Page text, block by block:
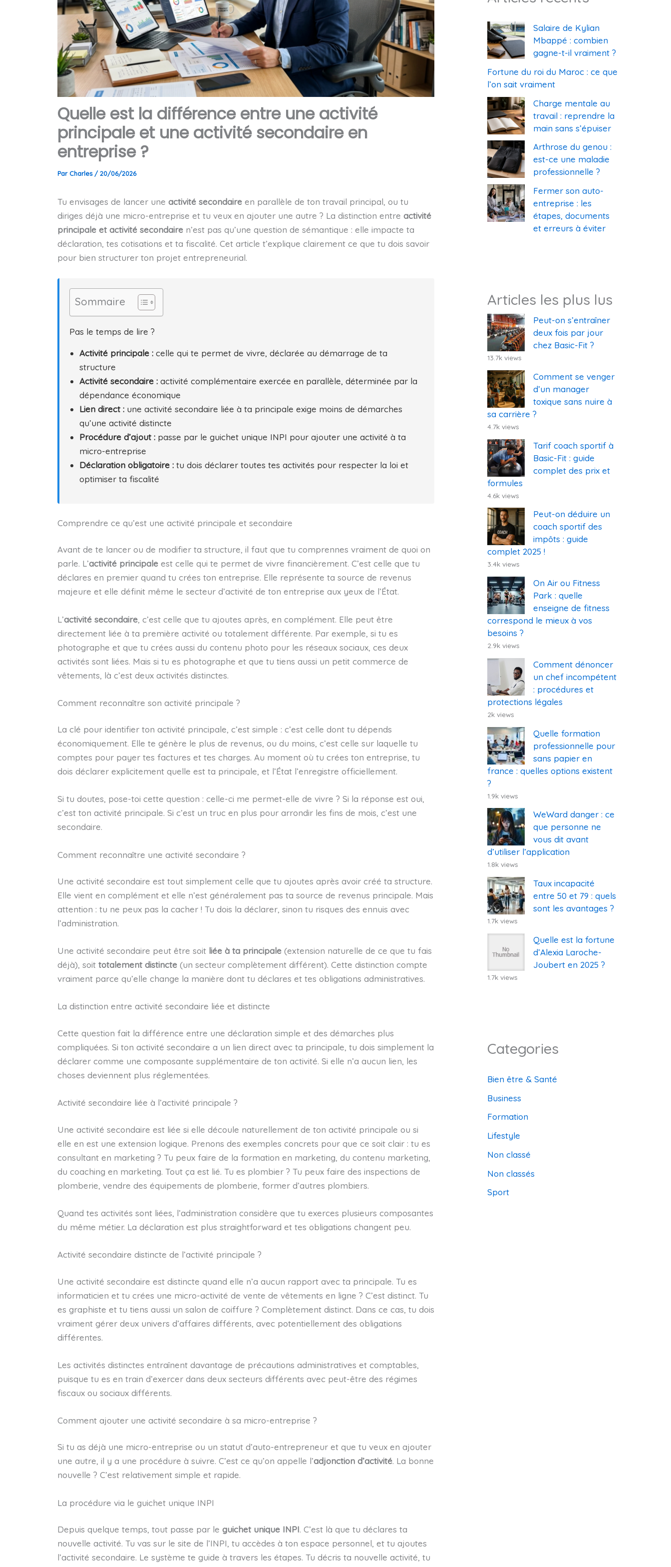
Quelle est la différence entre une activité
principale et une activité secondaire en
entreprise ?
Par Charles /20/06/2026
Tu envisages de lancer une activité secondaireen parallèle de ton travail principal, ou tu
diriges déjà une micro-entreprise et tu veux en ajouter une autre ? La distinction entre activité
principale et activité secondairen’est pas qu’une question de sémantique : elle impacte ta
déclaration, tes cotisations et ta fiscalité. Cet article t’explique clairement ce que tu dois savoir
pour bien structurer ton projet entrepreneurial.
Sommaire
Pas le temps de lire ?
Activité principale :celle qui te permet de vivre, déclarée au démarrage de ta
structure
Activité secondaire :activité complémentaire exercée en parallèle, déterminée par la
dépendance économique
Lien direct :une activité secondaire liée à ta principale exige moins de démarches
qu’une activité distincte
Procédure d’ajout :passe par le guichet unique INPI pour ajouter une activité à ta
micro-entreprise
Déclaration obligatoire :tu dois déclarer toutes tes activités pour respecter la loi et
optimiser ta fiscalité
Comprendre ce qu’est une activité principale et secondaire
Avant de te lancer ou de modifier ta structure, il faut que tu comprennes vraiment de quoi on
parle. L’activité principaleest celle qui te permet de vivre financièrement. C’est celle que tu
déclares en premier quand tu crées ton entreprise. Elle représente ta source de revenus
majeure et elle définit même le secteur d’activité de ton entreprise aux yeux de l’État.
L’activité secondaire, c’est celle que tu ajoutes après, en complément. Elle peut être
directement liée à ta première activité ou totalement différente. Par exemple, si tu es
photographe et que tu crées aussi du contenu photo pour les réseaux sociaux, ces deux
activités sont liées. Mais si tu es photographe et que tu tiens aussi un petit commerce de
vêtements, là c’est deux activités distinctes.
Comment reconnaître son activité principale ?
La clé pour identifier ton activité principale, c’est simple : c’est celle dont tu dépends
économiquement. Elle te génère le plus de revenus, ou du moins, c’est celle sur laquelle tu
comptes pour payer tes factures et tes charges. Au moment où tu crées ton entreprise, tu
dois déclarer explicitement quelle est ta principale, et l’État l’enregistre officiellement.
Si tu doutes, pose-toi cette question : celle-ci me permet-elle de vivre ? Si la réponse est oui,
c’est ton activité principale. Si c’est un truc en plus pour arrondir les fins de mois, c’est une
secondaire.
Comment reconnaître une activité secondaire ?
Une activité secondaire est tout simplement celle que tu ajoutes après avoir créé ta structure.
Elle vient en complément et elle n’est généralement pas ta source de revenus principale. Mais
attention : tu ne peux pas la cacher ! Tu dois la déclarer, sinon tu risques des ennuis avec
l’administration.
Une activité secondaire peut être soit liée à ta principale(extension naturelle de ce que tu fais
déjà), soit totalement distincte(un secteur complètement différent). Cette distinction compte
vraiment parce qu’elle change la manière dont tu déclares et tes obligations administratives.
La distinction entre activité secondaire liée et distincte
Cette question fait la différence entre une déclaration simple et des démarches plus
compliquées. Si ton activité secondaire a un lien direct avec ta principale, tu dois simplement la
déclarer comme une composante supplémentaire de ton activité. Si elle n’a aucun lien, les
choses deviennent plus réglementées.
Activité secondaire liée à l’activité principale ?
Une activité secondaire est liée si elle découle naturellement de ton activité principale ou si
elle en est une extension logique. Prenons des exemples concrets pour que ce soit clair : tu es
consultant en marketing ? Tu peux faire de la formation en marketing, du contenu marketing,
du coaching en marketing. Tout ça est lié. Tu es plombier ? Tu peux faire des inspections de
plomberie, vendre des équipements de plomberie, former d’autres plombiers.
Quand tes activités sont liées, l’administration considère que tu exerces plusieurs composantes
du même métier. La déclaration est plus straightforward et tes obligations changent peu.
Activité secondaire distincte de l’activité principale ?
Une activité secondaire est distincte quand elle n’a aucun rapport avec ta principale. Tu es
informaticien et tu crées une micro-activité de vente de vêtements en ligne ? C’est distinct. Tu
es graphiste et tu tiens aussi un salon de coiffure ? Complètement distinct. Dans ce cas, tu dois
vraiment gérer deux univers d’affaires différents, avec potentiellement des obligations
différentes.
Les activités distinctes entraînent davantage de précautions administratives et comptables,
puisque tu es en train d’exercer dans deux secteurs différents avec peut-être des régimes
fiscaux ou sociaux différents.
Comment ajouter une activité secondaire à sa micro-entreprise ?
Si tu as déjà une micro-entreprise ou un statut d’auto-entrepreneur et que tu veux en ajouter
une autre, il y a une procédure à suivre. C’est ce qu’on appelle l’adjonction d’activité. La bonne
nouvelle ? C’est relativement simple et rapide.
La procédure via le guichet unique INPI
Depuis quelque temps, tout passe par le guichet unique INPI. C’est là que tu déclares ta
nouvelle activité. Tu vas sur le site de l’INPI, tu accèdes à ton espace personnel, et tu ajoutes
l’activité secondaire. Le système te guide à travers les étapes. Tu décris ta nouvelle activité, tu
Salaire de Kylian
Mbappé : combien
gagne-t-il vraiment ?
Fortune du roi du Maroc : ce que
l’on sait vraiment
Charge mentale au
travail : reprendre la
main sans s’épuiser
Arthrose du genou :
est-ce une maladie
professionnelle ?
Fermer son auto-
entreprise : les
étapes, documents
et erreurs à éviter
Articles les plus lus
Peut-on s’entraîner
deux fois par jour
chez Basic-Fit ?
13.7k views
Comment se venger
d’un manager
toxique sans nuire à
sa carrière ?
4.7k views
Tarif coach sportif à
Basic-Fit : guide
complet des prix et
formules
4.6k views
Peut-on déduire un
coach sportif des
impôts : guide
complet 2025 !
3.4k views
On Air ou Fitness
Park : quelle
enseigne de fitness
correspond le mieux à vos
besoins ?
2.9k views
Comment dénoncer
un chef incompétent
: procédures et
protections légales
2k views
Quelle formation
professionnelle pour
sans papier en
france : quelles options existent
?
1.9k views
WeWard danger : ce
que personne ne
vous dit avant
d’utiliser l’application
1.8k views
Taux incapacité
entre 50 et 79 : quels
sont les avantages ?
1.7k views
Quelle est la fortune
d’Alexia Laroche-
Joubert en 2025 ?
1.7k views
Categories
Bien être & Santé
Business
Formation
Lifestyle
Non classé
Non classés
Sport